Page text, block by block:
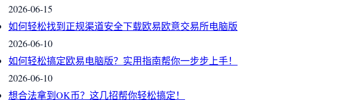
2026-06-15
如何轻松找到正规渠道安全下载欧易欧意交易所电脑版
2026-06-10
如何轻松搞定欧易电脑版？实用指南帮你一步步上手！
2026-06-10
想合法拿到OK币？这几招帮你轻松搞定！